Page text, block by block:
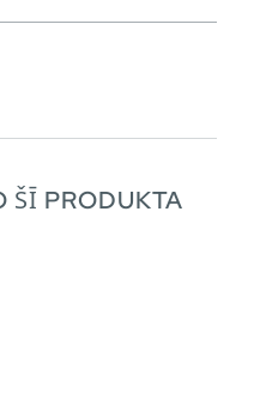
ŠĪ PRODUKTA